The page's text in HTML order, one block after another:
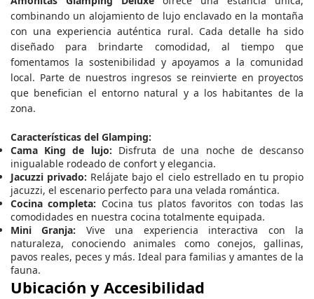
combinando un alojamiento de lujo enclavado en la montaña
con una experiencia auténtica rural. Cada detalle ha sido
diseñado para brindarte comodidad, al tiempo que
fomentamos la sostenibilidad y apoyamos a la comunidad
local. Parte de nuestros ingresos se reinvierte en proyectos
que benefician el entorno natural y a los habitantes de la
zona.
Características del Glamping:
Cama King de lujo: Disfruta de una noche de descanso
inigualable rodeado de confort y elegancia.
Jacuzzi privado: Relájate bajo el cielo estrellado en tu propio
jacuzzi, el escenario perfecto para una velada romántica.
Cocina completa: Cocina tus platos favoritos con todas las
comodidades en nuestra cocina totalmente equipada.
Mini Granja: Vive una experiencia interactiva con la
naturaleza, conociendo animales como conejos, gallinas,
pavos reales, peces y más. Ideal para familias y amantes de la
fauna.
Ubicación y Accesibilidad